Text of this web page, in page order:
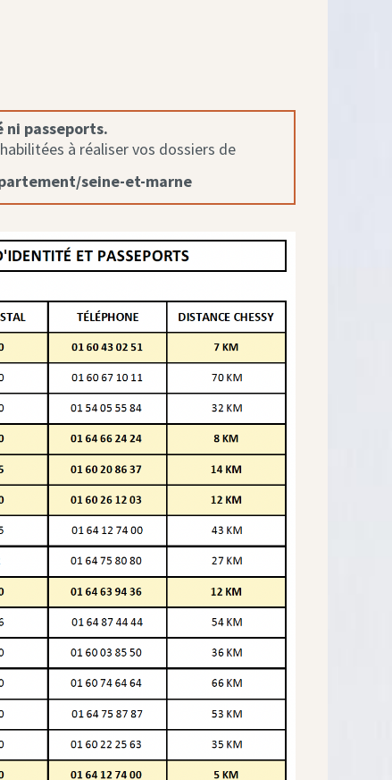
ni passeports.
à réaliser vos dossiers de
seine-et-marne